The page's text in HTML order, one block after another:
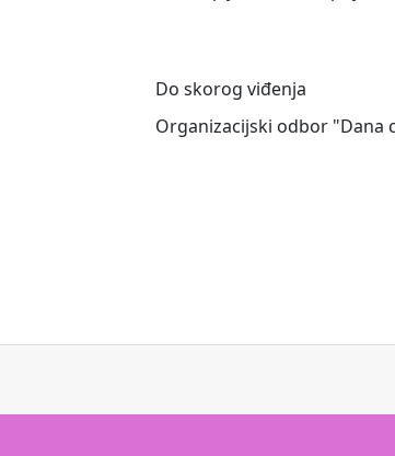
Do skorog viđenja
Organizacijski odbor "Dana